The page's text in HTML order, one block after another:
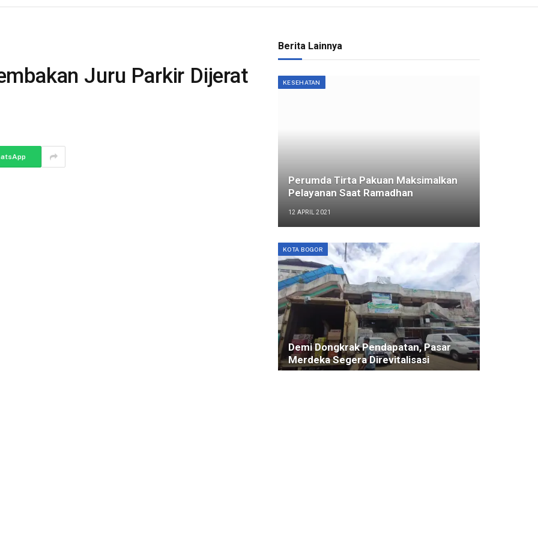
Juru Parkir Dijerat
Berita Lainnya
KESEHATAN
Perumda Tirta Pakuan Maksimalkan
Pelayanan Saat Ramadhan
12 APRIL 2021
KOTA BOGOR
Demi Dongkrak Pendapatan, Pasar
Merdeka Segera Direvitalisasi